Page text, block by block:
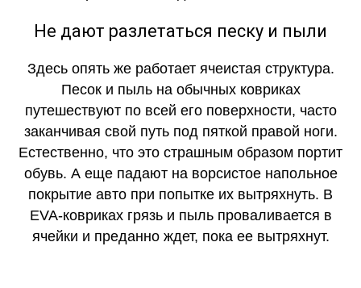
Не дают разлетаться песку и пыли
Здесь опять же работает ячеистая структура.
Песок и пыль на обычных ковриках
путешествуют по всей его поверхности, часто
заканчивая свой путь под пяткой правой ноги.
Естественно, что это страшным образом портит
обувь. А еще падают на ворсистое напольное
покрытие авто при попытке их вытряхнуть. В
EVA-ковриках грязь и пыль проваливается в
ячейки и преданно ждет, пока ее вытряхнут.